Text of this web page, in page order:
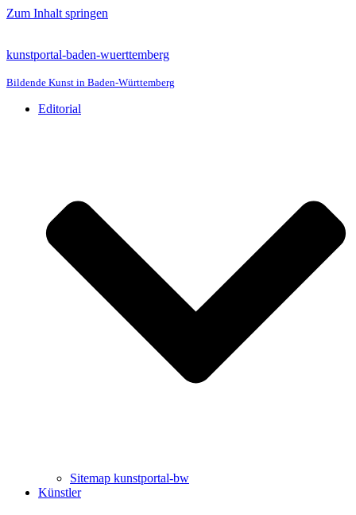
Zum Inhalt springen
kunstportal-baden-wuerttemberg
Bildende Kunst in Baden-Württemberg
Editorial
Sitemap kunstportal-bw
Künstler